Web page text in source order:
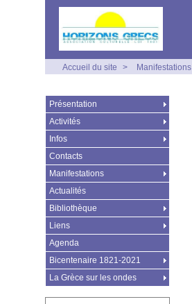
Accueil du site > Manifestations
Présentation
Activités
Infos
Contacts
Manifestations
Actualités
Bibliothèque
Liens
Agenda
Bicentenaire 1821-2021
La Grèce sur les ondes